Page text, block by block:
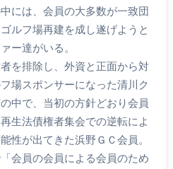
には、会員の大多数が一致団
ルフ場再建を成し遂げようと
ー達がいる。
を排除し、外資と正面から対
場スポンサーになった清川ク
中で、当初の方針どおり会員
生法債権者集会での逆転によ
性が出てきた浜野ＧＣ会員。
会員の会員による会員のため